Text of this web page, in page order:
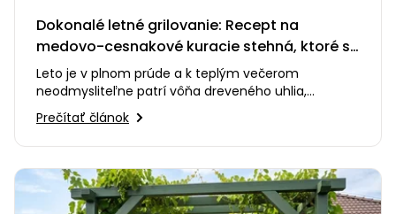
Dokonalé letné grilovanie: Recept na
medovo-cesnakové kuracie stehná, ktoré si
zamilujete
Leto je v plnom prúde a k teplým večerom
neodmysliteľne patrí vôňa dreveného uhlia,
praskanie ohňa a smiech s priateľmi…
Prečítať článok